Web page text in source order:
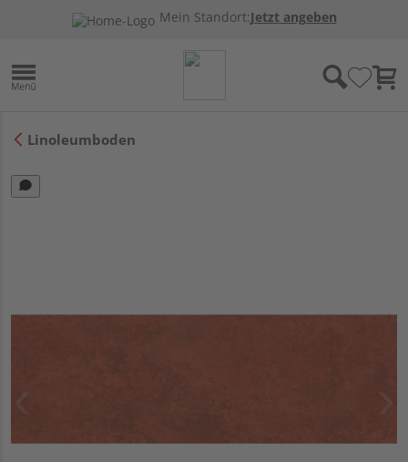
Mein Standort:Jetzt angeben
Linoleumboden